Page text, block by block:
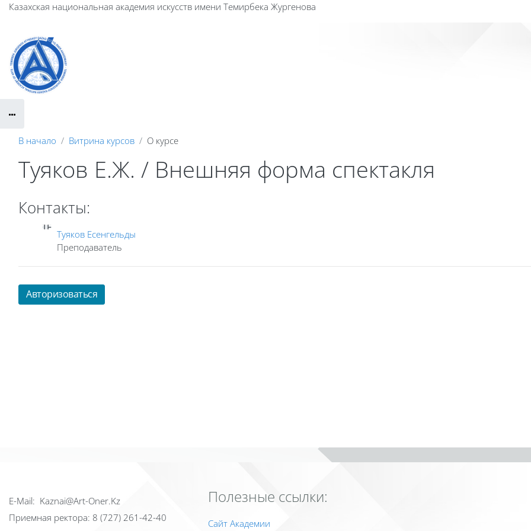
Перейти к основному содержанию
Казахская национальная академия искусств имени Темирбека Жургенова
В начало Витрина курсов О курсе
Туяков Е.Ж. / Внешняя форма спектакля
Контакты:
ТЕ
Туяков Есенгельды
Преподаватель
Авторизоваться
Е-Mail: Kaznai@Art-Oner.Kz
Приемная ректора: 8 (727) 261-42-40
Полезные ссылки:
Сайт Академии